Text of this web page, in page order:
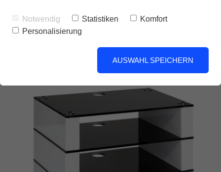
unterschiedlichen Glasvarianten.
Notwendig Statistiken
Komfort
Personalisierung
AUSWAHL SPEICHERN